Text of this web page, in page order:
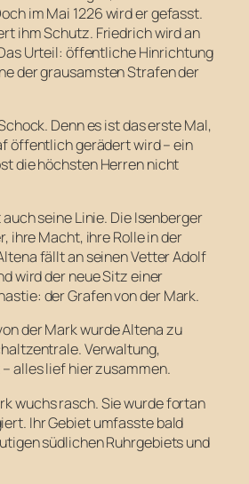
im Mai 1226 wird er gefasst.
ihm Schutz. Friedrich wird an
Urteil: öffentliche Hinrichtung
der grausamsten Strafen der
Denn es ist das erste Mal,
öffentlich gerädert wird – ein
die höchsten Herren nicht
seine Linie. Die Isenberger
ihre Macht, ihre Rolle in der
fällt an seinen Vetter Adolf
wird der neue Sitz einer
der Grafen von der Mark.
der Mark wurde Altena zu
Verwaltung,
alles lief hier zusammen.
wuchs rasch. Sie wurde fortan
Ihr Gebiet umfasste bald
südlichen Ruhrgebiets und